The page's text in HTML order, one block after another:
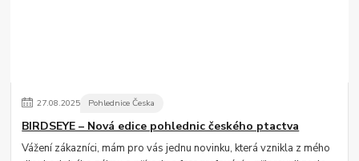
27.08.2025 Pohlednice Česka
BIRDSEYE – Nová edice pohlednic českého ptactva
Vážení zákazníci, mám pro vás jednu novinku, která vznikla z mého